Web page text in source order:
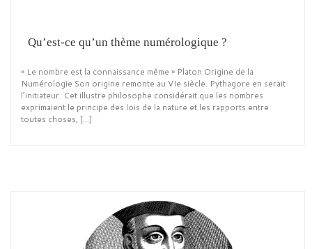
Qu’est-ce qu’un thème numérologique ?
« Le nombre est la connaissance même » Platon Origine de la
Numérologie Son origine remonte au VIe siècle. Pythagore en serait
l’initiateur. Cet illustre philosophe considérait que les nombres
exprimaient le principe des lois de la nature et les rapports entre
toutes choses, […]